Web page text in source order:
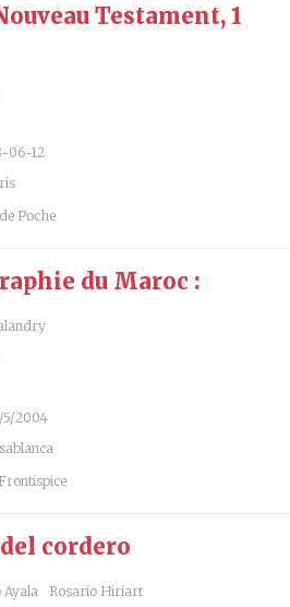
Testament, 1
06-12
Poche
du Maroc :
5/2004
cordero
Ayala
Rosario Hiriart